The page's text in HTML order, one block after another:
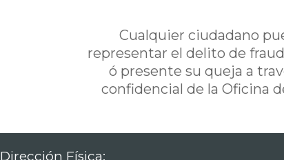
Cualquier ciudadano
representar el delito de
ó presente su queja a
confidencial de la Oficina
Dirección Física: